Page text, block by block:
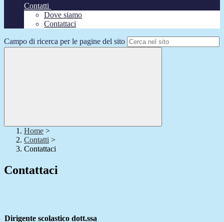
Contatti
Dove siamo
Contattaci
Campo di ricerca per le pagine del sito
Home >
Contatti >
Contattaci
Contattaci
Dirigente scolastico dott.ssa